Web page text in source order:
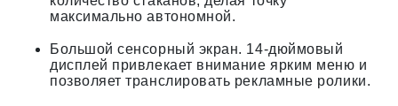
максимально автономной.
Большой сенсорный экран. 14-дюймовый
дисплей привлекает внимание ярким меню и
позволяет транслировать рекламные ролики.